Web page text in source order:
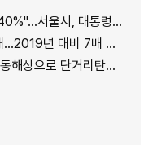
통령실에 정비사업 '백서' 전달
년 대비 7배 증가
미사일 발사…42일 만에 도발 外